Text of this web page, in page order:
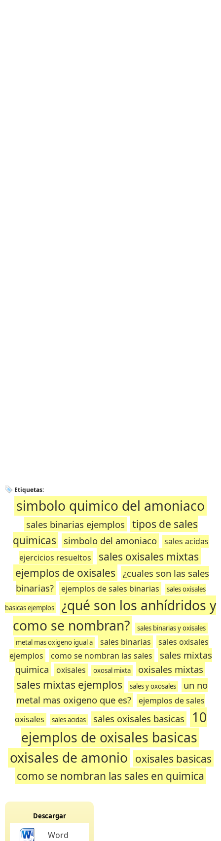
Etiquetas:
simbolo quimico del amoniaco
sales binarias ejemplos
tipos de sales
quimicas
simbolo del amoniaco
sales acidas
ejercicios resueltos
sales oxisales mixtas
ejemplos de oxisales
¿cuales son las sales
binarias?
ejemplos de sales binarias sales oxisales
basicas ejemplos
¿qué son los anhídridos y
como se nombran?
sales binarias y oxisales
metal mas oxigeno igual a
sales binarias
sales oxisales
ejemplos
como se nombran las sales
sales mixtas
quimica
oxisales oxosal mixta oxisales mixtas
sales mixtas ejemplos sales y oxosales
un no
metal mas oxigeno que es?
ejemplos de sales
oxisales
sales acidas sales oxisales basicas
10
ejemplos de oxisales basicas
oxisales de amonio oxisales basicas
como se nombran las sales en quimica
Descargar
Word